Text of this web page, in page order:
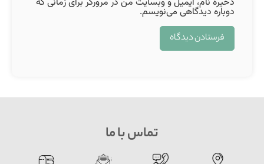
دوباره دیدگاهی می‌نویسم.
تماس با ما